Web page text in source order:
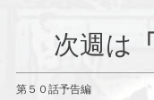
次週は
第５０話予告編